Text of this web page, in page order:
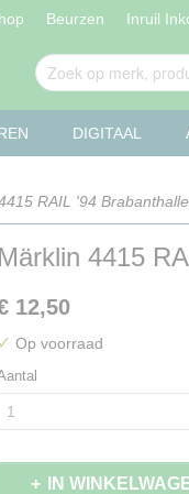
Beurzen Inruil
DIGITAAL
RAIL '94
Märklin 4415
12,50
✓ Op voorraad
IN